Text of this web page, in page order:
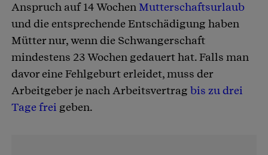
Anspruch auf 14 WochenMutterschaftsurlaub
und die entsprechende Entschädigung haben
Mütter nur, wenn die Schwangerschaft
mindestens 23 Wochen gedauert hat. Falls man
davor eine Fehlgeburt erleidet, muss der
Arbeitgeber je nach Arbeitsvertrag bis zu drei
Tage frei geben.